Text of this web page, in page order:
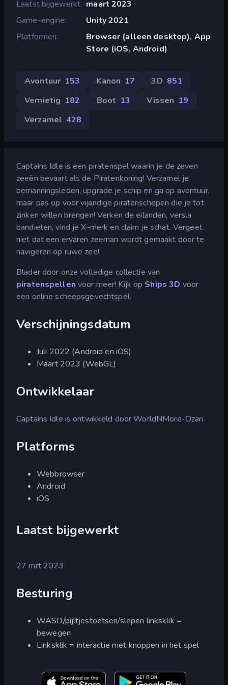
Laatst bijgewerkt maart 2023
Game-engine
Unity 2021
Platformen
Browser (alleen desktop), App
Store (iOS, Android)
Avontuur 153 Kanon 17 3D 851
Vernietig 182 Boot 13 Vissen 19
Verzamel 428
Captains Idle is een piratenspel waarin je de zeven
zeeën bevaart als de Piratenkoning! Verzamel je
bemanningsleden, upgrade je schip en ga op avontuur,
maar pas op voor vijandige piratenschepen die je tot
zinken willen brengen! Verken de eilanden, versla
bandieten, vind je X-merk en claim je schat. Vergeet
niet dat een ervaren zeeman wordt gemaakt door te
navigeren op ruwe zee!
Blader door onze volledige collectie van
piratenspellen voor meer! Kijk op Ships 3D voor
een online scheepsgevechtspel.
Verschijningsdatum
Juli 2022 (Android en iOS)
Maart 2023 (WebGL)
Ontwikkelaar
Captains Idle is ontwikkeld door WorldNMore-Ozan.
Platforms
Webbrowser
Android
iOS
Laatst bijgewerkt
27 mrt 2023
Besturing
WASD/pijltjestoetsen/slepen linksklik =
bewegen
Linksklik = interactie met knoppen in het spel